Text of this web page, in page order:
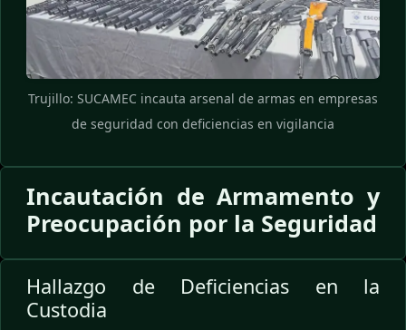
Trujillo: SUCAMEC incauta arsenal de armas en empresas
de seguridad con deficiencias en vigilancia
Incautación de Armamento y
Preocupación por la Seguridad
Hallazgo de Deficiencias en la
Custodia